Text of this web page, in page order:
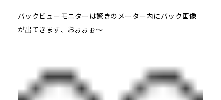
バックビューモニターは驚きのメーター内にバック画像
が出てきます、おぉぉぉ～